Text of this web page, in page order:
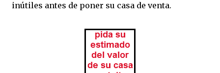
inútiles antes de poner su casa de venta.